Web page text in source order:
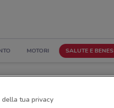
MOTORI SALUTE E
Orari di apertura e
Negozi Parafarmacia Esselunga a Firenze
della tua privacy